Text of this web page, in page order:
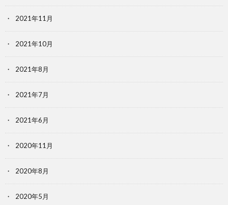
2021年11月
2021年10月
2021年8月
2021年7月
2021年6月
2020年11月
2020年8月
2020年5月